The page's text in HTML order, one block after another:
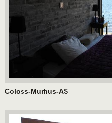
Coloss-Murhus-AS